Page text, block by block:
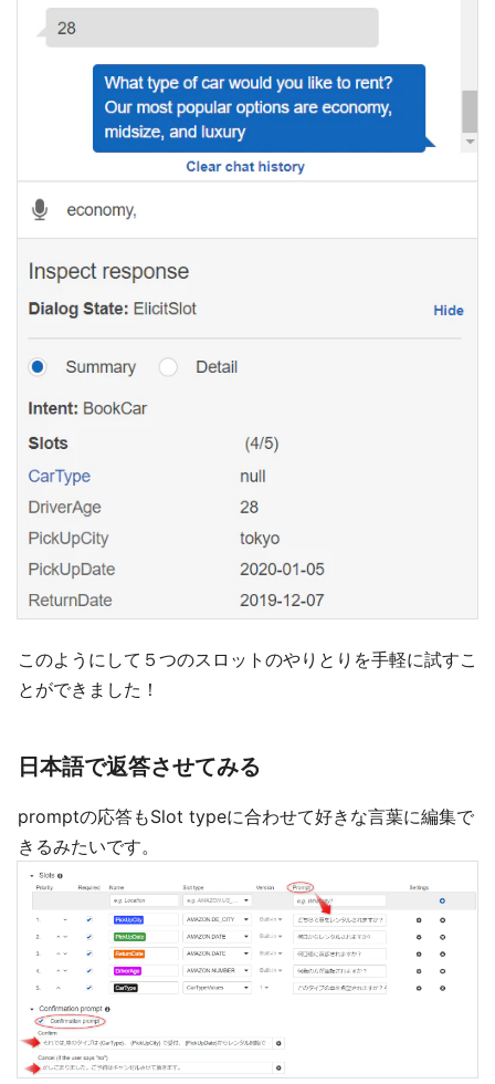
このようにして５つのスロットのやりとりを手軽に試すこ
とができました！
日本語で返答させてみる
promptの応答もSlot typeに合わせて好きな言葉に編集で
きるみたいです。